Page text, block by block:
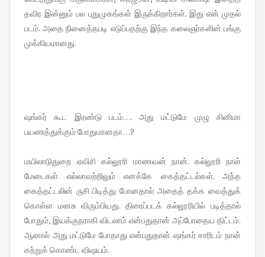
தவிர இன்னும் பல புதுமுகங்கள் இருக்கிறார்கள். இது என் முதல்
படம். அதை நினைத்தபடி எடுப்பதற்கு இந்த கலைஞர்களின் பங்கு
முக்கியமானது.
ஷங்கர் கூட இரண்டு படம்…. அது மட்டுமே முழு சினிமா
பயணத்துக்கும் போதுமானதா…?
மயிலாடுதுறை ஏவிசி கல்லூரி மாணவன் நான். கல்லூரி நாள்
மேடைகள் எல்லாவற்றிலும் எனக்கே கைத்தட்டல்கள். அந்த
கைத்தட்டலின் ருசி பிடித்து போனதால் அதைத் தக்க வைத்துக்
கொள்ள மனசு விரும்பியது. திரைப்படக் கல்லூரியில் படித்தால்
போதும், இயக்குநராகி விடலாம் என்பதுதான் அப்போதைய திட்டம்.
ஆனால் அது மட்டுமே போதாது என்பதுதான் ஷங்கர் சாரிடம் நான்
கற்றுக் கொண்ட விஷயம்.